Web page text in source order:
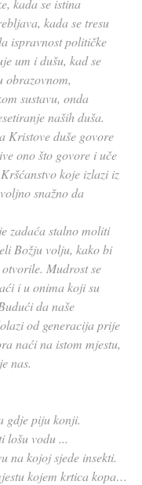
kada se istina
kada se tresu
ispravnost političke
um i dušu, kad se
obrazovnom,
sustavu, onda
naših duša.
Kristove duše govore
ono što govore i uče
koje izlazi iz
snažno da
zadaća stalno moliti
Božju volju, kako bi
Mudrost se
i u onima koji su
da naše
od generacija prije
naći na istom mjestu,
nas.
gdje piju konji.
lošu vodu ...
na kojoj sjede insekti.
kojem krtica kopa…